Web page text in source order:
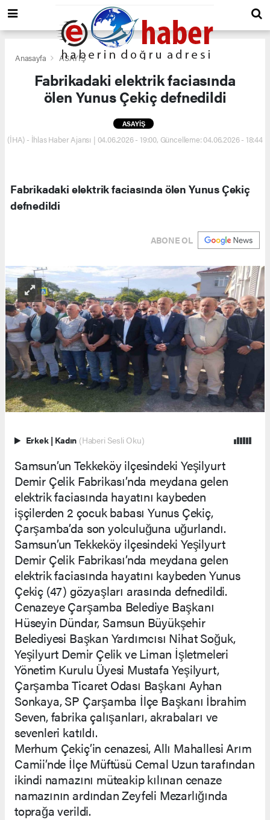
Anasayfa ASAYİŞ
Fabrikadaki elektrik faciasında
ölen Yunus Çekiç defnedildi
ASAYİŞ
(İHA) - İhlas Haber Ajansı | 04.06.2026 - 19:00, Güncelleme: 04.06.2026 - 18:44
Fabrikadaki elektrik faciasında ölen Yunus Çekiç
defnedildi
ABONE OL
Erkek | Kadın (Haberi Sesli Oku)
Samsun’un Tekkeköy ilçesindeki Yeşilyurt
Demir Çelik Fabrikası’nda meydana gelen
elektrik faciasında hayatını kaybeden
işçilerden 2 çocuk babası Yunus Çekiç,
Çarşamba’da son yolculuğuna uğurlandı.
Samsun’un Tekkeköy ilçesindeki Yeşilyurt
Demir Çelik Fabrikası’nda meydana gelen
elektrik faciasında hayatını kaybeden Yunus
Çekiç (47) gözyaşları arasında defnedildi.
Cenazeye Çarşamba Belediye Başkanı
Hüseyin Dündar, Samsun Büyükşehir
Belediyesi Başkan Yardımcısı Nihat Soğuk,
Yeşilyurt Demir Çelik ve Liman İşletmeleri
Yönetim Kurulu Üyesi Mustafa Yeşilyurt,
Çarşamba Ticaret Odası Başkanı Ayhan
Sonkaya, SP Çarşamba İlçe Başkanı İbrahim
Seven, fabrika çalışanları, akrabaları ve
sevenleri katıldı.
Merhum Çekiç’in cenazesi, Allı Mahallesi Arım
Camii’nde İlçe Müftüsü Cemal Uzun tarafından
ikindi namazını müteakip kılınan cenaze
namazının ardından Zeyfeli Mezarlığında
toprağa verildi.